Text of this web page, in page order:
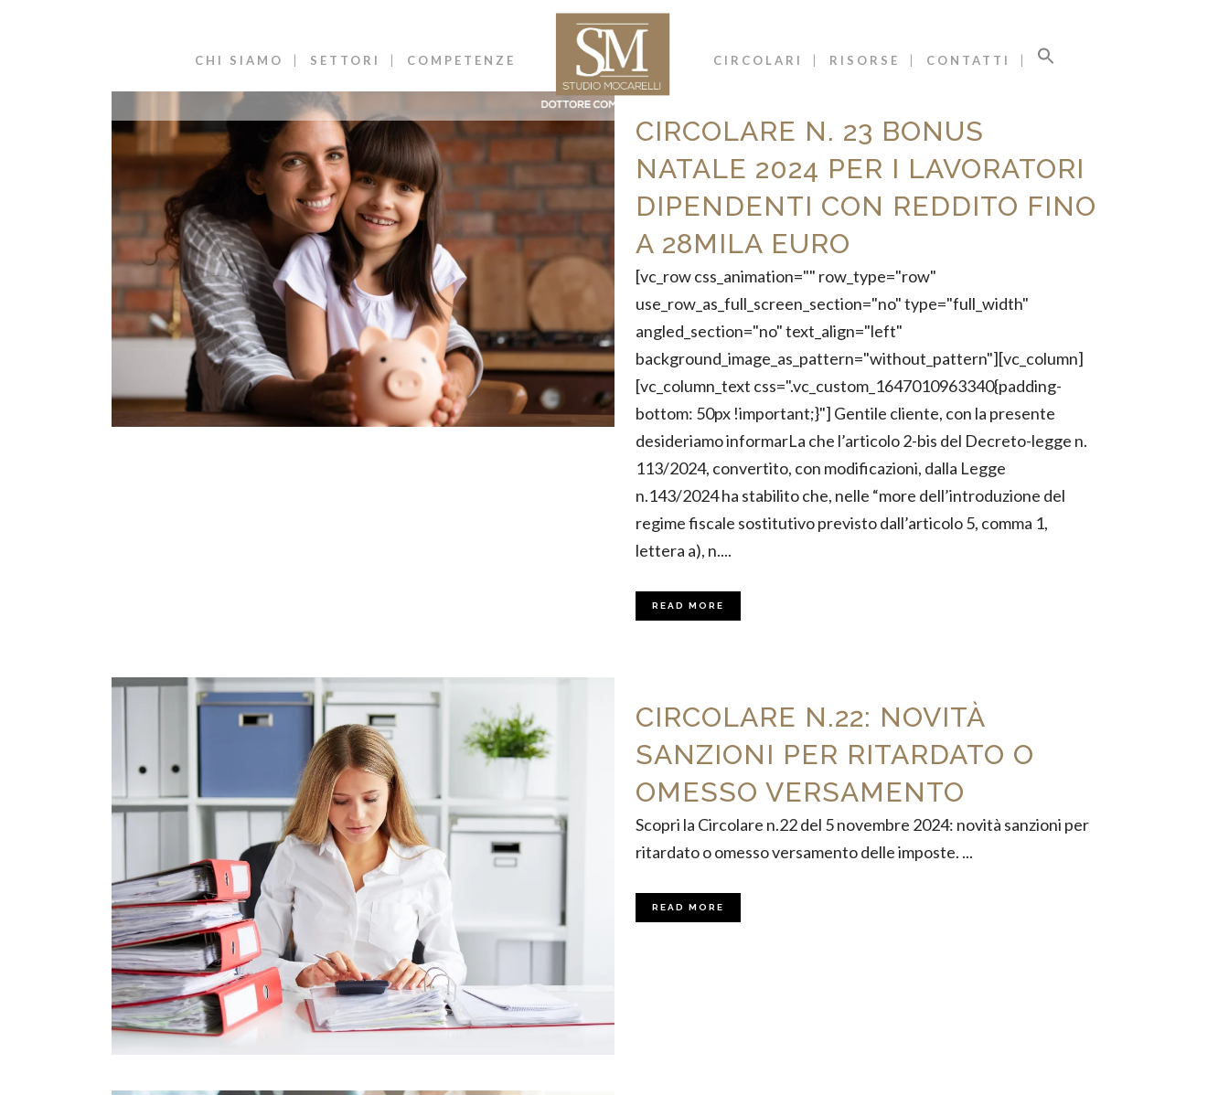
CHI SIAMO SETTORI COMPETENZE CIRCOLARI RISORSE CONTATTI
CIRCOLARE N. 23 BONUS
NATALE 2024 PER I LAVORATORI
DIPENDENTI CON REDDITO FINO
A 28MILA EURO
[vc_row css_animation="" row_type="row"
use_row_as_full_screen_section="no" type="full_width"
angled_section="no" text_align="left"
background_image_as_pattern="without_pattern"][vc_column]
[vc_column_text css=".vc_custom_1647010963340{padding-
bottom: 50px !important;}"] Gentile cliente, con la presente
desideriamo informarLa che l’articolo 2-bis del Decreto-legge n.
113/2024, convertito, con modificazioni, dalla Legge
n.143/2024 ha stabilito che, nelle “more dell’introduzione del
regime fiscale sostitutivo previsto dall’articolo 5, comma 1,
lettera a), n....
READ MORE
CIRCOLARE N.22: NOVITÀ
SANZIONI PER RITARDATO O
OMESSO VERSAMENTO
Scopri la Circolare n.22 del 5 novembre 2024: novità sanzioni per
ritardato o omesso versamento delle imposte. ...
READ MORE